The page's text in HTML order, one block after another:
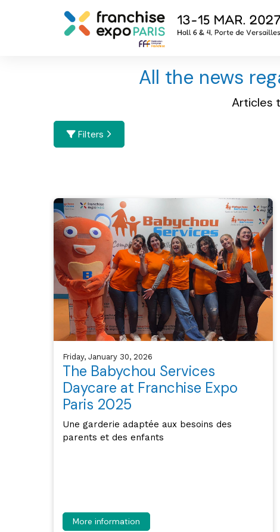
All the news
Articles
Filters
Friday, January 30, 2026
The Babychou Services
Daycare at Franchise Expo
Paris 2025
Une garderie adaptée aux besoins des
parents et des enfants
More information